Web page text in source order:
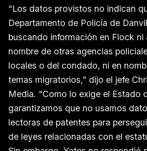
“Los datos provistos no indican
Departamento de Policía de
buscando información en Flock ni
nombre de otras agencias
locales o del condado, ni en
temas migratorios,” dijo el jefe
Media. “Como lo exige el Estado
garantizamos que no usamos
lectoras de patentes para
de leyes relacionadas con el